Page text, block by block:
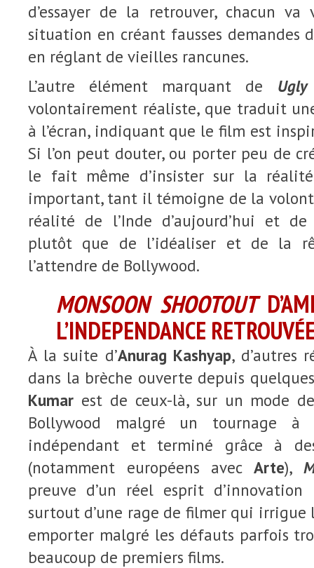
d’essayer de la retrouver, chacun
situation en créant fausses demandes
en réglant de vieilles rancunes.
L’autre élément marquant de Ugly
volontairement réaliste, que traduit
à l’écran, indiquant que le film est
Si l’on peut douter, ou porter peu de
le fait même d’insister sur la
important, tant il témoigne de la
réalité de l’Inde d’aujourd’hui et
plutôt que de l’idéaliser et de la
l’attendre de Bollywood.
MONSOON SHOOTOUT
L’INDEPENDANCE
À la suite d’Anurag Kashyap, d’autres
dans la brèche ouverte depuis
Kumar est de ceux-là, sur un mode
Bollywood malgré un tournage à
indépendant et terminé grâce à
(notamment européens avec Arte),
preuve d’un réel esprit
surtout d’une rage de filmer qui
emporter malgré les défauts parfois
beaucoup de premiers films.